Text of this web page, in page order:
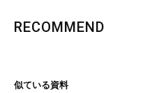
RECOMMEND
似ている資料